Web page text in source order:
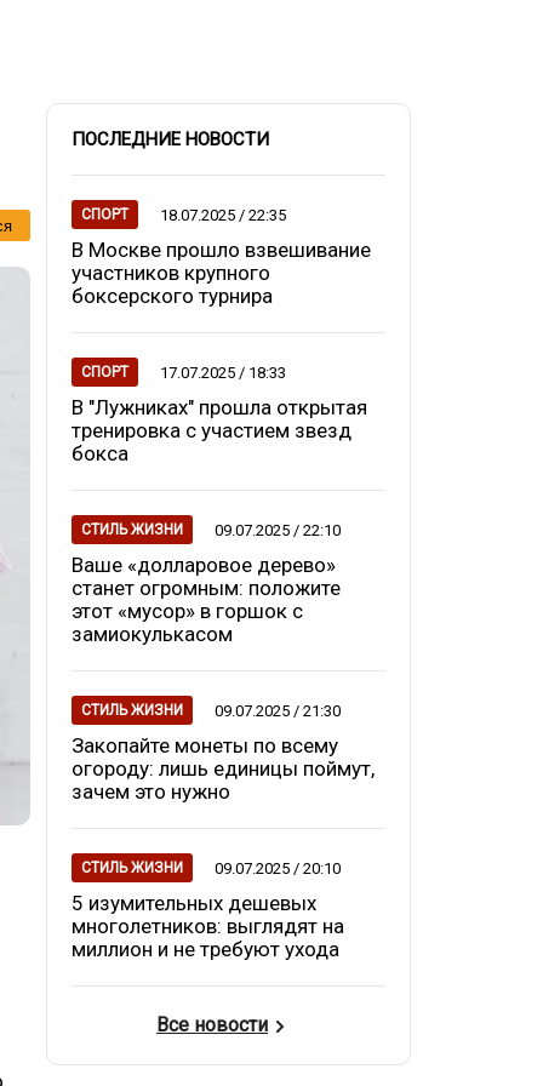
ПОСЛЕДНИЕ НОВОСТИ
СПОРТ 18.07.2025 / 22:35
В Москве прошло взвешивание
участников крупного
боксерского турнира
СПОРТ 17.07.2025 / 18:33
В "Лужниках" прошла открытая
тренировка с участием звезд
бокса
СТИЛЬ ЖИЗНИ 09.07.2025 / 22:10
Ваше «долларовое дерево»
станет огромным: положите
этот «мусор» в горшок с
замиокулькасом
СТИЛЬ ЖИЗНИ 09.07.2025 / 21:30
Закопайте монеты по всему
огороду: лишь единицы поймут,
зачем это нужно
СТИЛЬ ЖИЗНИ 09.07.2025 / 20:10
5 изумительных дешевых
многолетников: выглядят на
миллион и не требуют ухода
Все новости